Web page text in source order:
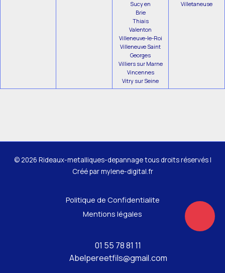
Sucy en
Brie
Thiais
Valenton
Villeneuve-le-Roi
Villeneuve Saint
Georges
Villiers sur Marne
Vincennes
Vitry sur Seine
Villetaneuse
© 2026 Rideaux-metalliques-depannage tous droits réservés |
Créé parmylene-digital.fr
Politique de Confidentialite
Mentions légales
01 55 78 81 11
Abelpereetfils@gmail.com